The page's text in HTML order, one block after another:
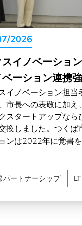
welcoming
2026
スイノベーショ
ベーション連携
イノベーション担当
市長への表敬に加え
スタートアップなら
換しました。つくば
ンは2022年に覚書
パートナーシップ